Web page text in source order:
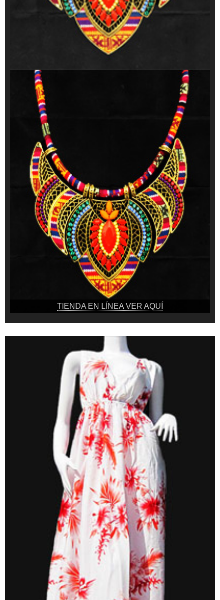
TIENDA EN LÍNEA VER AQUÍ